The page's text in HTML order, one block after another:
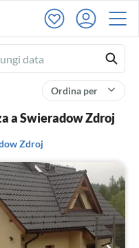
Ordina per
a Swieradow Zdroj
Zdroj